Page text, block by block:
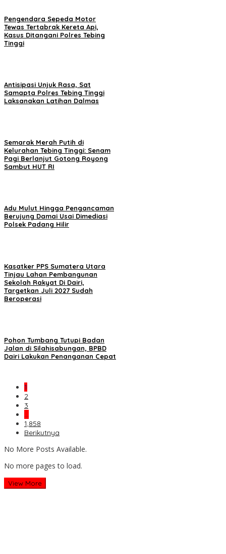
Pengendara Sepeda Motor
Tewas Tertabrak Kereta Api,
Kasus Ditangani Polres Tebing
Tinggi
Antisipasi Unjuk Rasa, Sat
Samapta Polres Tebing Tinggi
Laksanakan Latihan Dalmas
Semarak Merah Putih di
Kelurahan Tebing Tinggi: Senam
Pagi Berlanjut Gotong Royong
Sambut HUT RI
Adu Mulut Hingga Pengancaman
Berujung Damai Usai Dimediasi
Polsek Padang Hilir
Kasatker PPS Sumatera Utara
Tinjau Lahan Pembangunan
Sekolah Rakyat Di Dairi,
Targetkan Juli 2027 Sudah
Beroperasi
Pohon Tumbang Tutupi Badan
Jalan di Silahisabungan, BPBD
Dairi Lakukan Penanganan Cepat
1
2
3
…
1,858
Berikutnya
No More Posts Available.
No more pages to load.
View More